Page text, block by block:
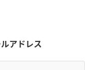
アドレス